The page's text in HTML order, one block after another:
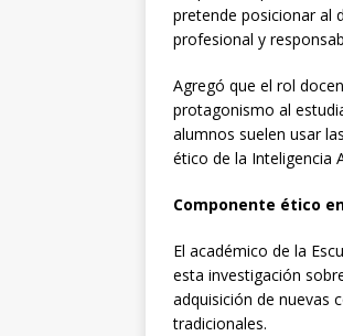
pretende posicionar al
profesional y
Agregó que el rol
protagonismo al
alumnos suelen usar
ético de la Inteligencia
Componente ético
El académico de la
esta investigación
adquisición de nuevas
tradicionales.